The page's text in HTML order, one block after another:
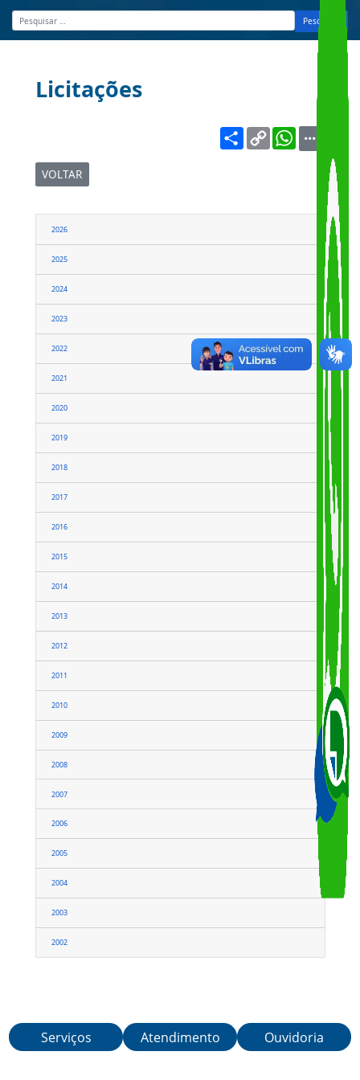
Pesquisar
VOLTAR
2026
2024
2023
2022
2020
2019
2018
2017
2015
2014
2013
2011
2010
2009
2008
2006
2004
2003
Serviços Atendimento Ouvidoria